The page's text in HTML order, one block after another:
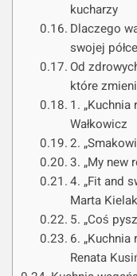
kucharzy
Dlaczego
swojej
Od
które
1.
Wałkowicz
2.
3. „My new
4. „Fit and
Marta Kielak
5. „Coś
6.
Renata